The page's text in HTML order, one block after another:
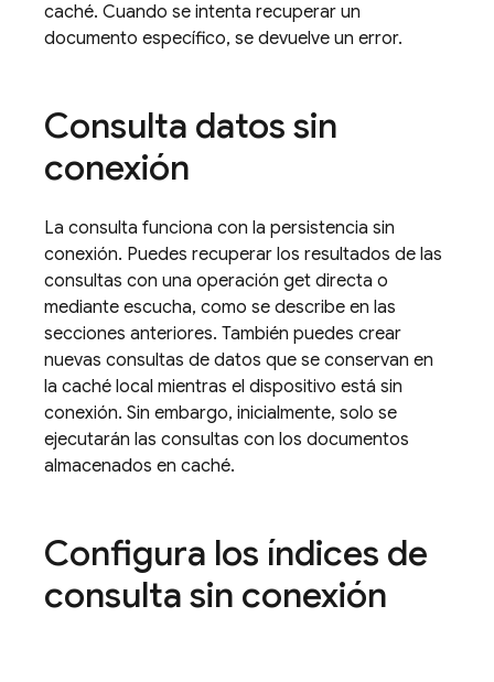
caché. Cuando se intenta recuperar un
documento específico, se devuelve un error.
Consulta datos sin
conexión
La consulta funciona con la persistencia sin
conexión. Puedes recuperar los resultados de las
consultas con una operación get directa o
mediante escucha, como se describe en las
secciones anteriores. También puedes crear
nuevas consultas de datos que se conservan en
la caché local mientras el dispositivo está sin
conexión. Sin embargo, inicialmente, solo se
ejecutarán las consultas con los documentos
almacenados en caché.
Configura los índices de
consulta sin conexión